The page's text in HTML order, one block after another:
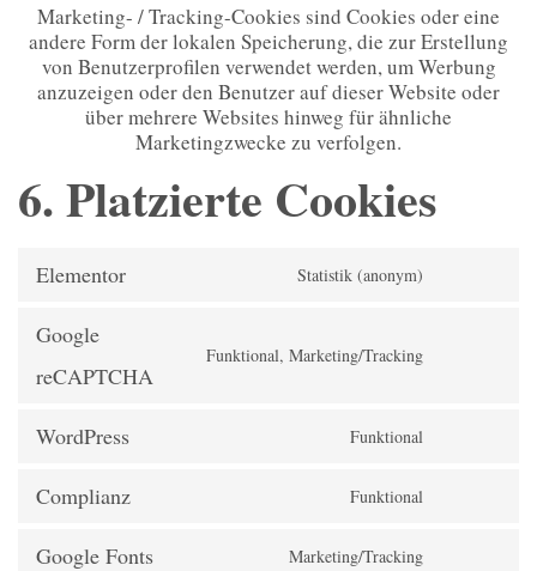
Marketing- / Tracking-Cookies sind Cookies oder eine
andere Form der lokalen Speicherung, die zur Erstellung
von Benutzerprofilen verwendet werden, um Werbung
anzuzeigen oder den Benutzer auf dieser Website oder
über mehrere Websites hinweg für ähnliche
Marketingzwecke zu verfolgen.
6. Platzierte Cookies
Elementor Statistik (anonym)
Google
reCAPTCHA
Funktional, Marketing/Tracking
WordPress Funktional
Complianz Funktional
Google Fonts Marketing/Tracking